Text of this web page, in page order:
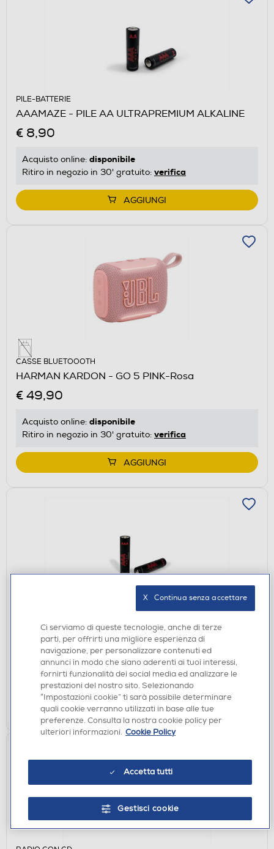
PILE-BATTERIE
AAAMAZE - PILE AA ULTRAPREMIUM ALKALINE
€ 8,90
Acquisto online: disponibile
Ritiro in negozio in 30' gratuito: verifica
AGGIUNGI
CASSE BLUETOOOTH
HARMAN KARDON - GO 5 PINK-Rosa
€ 49,90
Acquisto online: disponibile
Ritiro in negozio in 30' gratuito: verifica
AGGIUNGI
€ 8,90
Acquisto online:disponibile
Ritiro in negozio in 30' gratuito:verifica
AGGIUNGI
Ci serviamo di queste tecnologie, anche di terze
parti, per offrirti una migliore esperienza di
navigazione, per personalizzare contenuti ed
annunci in modo che siano aderenti ai tuoi interessi,
fornirti funzionalità dei social media ed analizzare le
prestazioni del nostro sito. Selezionando
“Impostazioni cookie” ti sarà possibile determinare
quali cookie verranno utilizzati in base alle tue
preferenze. Consulta la nostra cookie policy per
ulteriori informazioni. Cookie Policy
Accetta tutti
Gestisci cookie
X   Continua senza accettare